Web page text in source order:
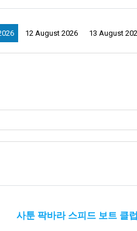
12 August 2026 13 August
사툰 팍바라 스피드 보트 클